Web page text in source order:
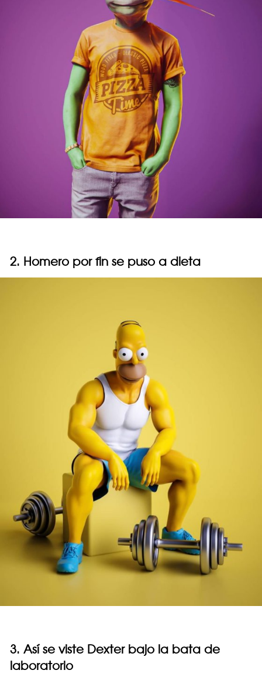
2. Homero por fin se puso a dieta
3. Así se viste Dexter bajo la bata de
laboratorio